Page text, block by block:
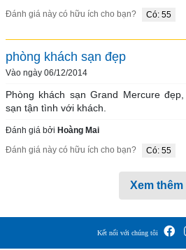
Đánh giá này có hữu ích cho bạn?
Có: 55
phòng khách sạn đẹp
Vào ngày 06/12/2014
Phòng khách sạn Grand Mercure
sạn tận tình với khách.
Đánh giá bởi Hoàng Mai
Đánh giá này có hữu ích cho bạn?
Có: 55
Xem thêm
Kết nối với chúng tôi